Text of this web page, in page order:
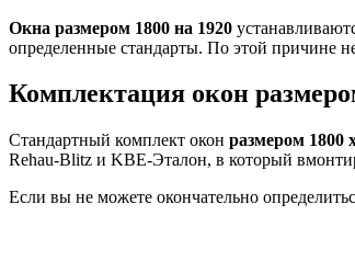
Окна размером 1800 на 1920
определенные стандарты. По этой причине
Комплектация окон
Стандартный комплект окон размером 1800
Rehau-Blitz и KBE-Эталон, в который
Если вы не можете окончательно